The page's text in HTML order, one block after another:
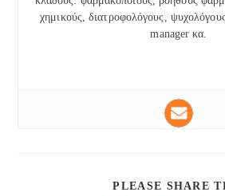
χημικούς, διατροφολόγους,
manager κα.
PLEASE SHARE